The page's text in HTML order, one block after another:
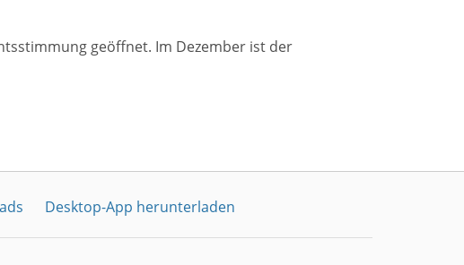
geöffnet. Im Dezember ist der
Desktop-App herunterladen